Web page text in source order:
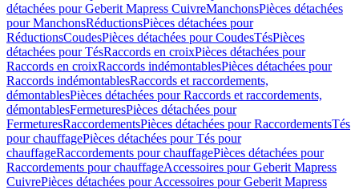
détachées pour Geberit Mapress CuivreManchonsPièces détachées
pour ManchonsRéductionsPièces détachées pour
RéductionsCoudesPièces détachées pour CoudesTésPièces
détachées pour TésRaccords en croixPièces détachées pour
Raccords en croixRaccords indémontablesPièces détachées pour
Raccords indémontablesRaccords et raccordements,
démontablesPièces détachées pour Raccords et raccordements,
démontablesFermeturesPièces détachées pour
FermeturesRaccordementsPièces détachées pour RaccordementsTés
pour chauffagePièces détachées pour Tés pour
chauffageRaccordements pour chauffagePièces détachées pour
Raccordements pour chauffageAccessoires pour Geberit Mapress
CuivrePièces détachées pour Accessoires pour Geberit Mapress